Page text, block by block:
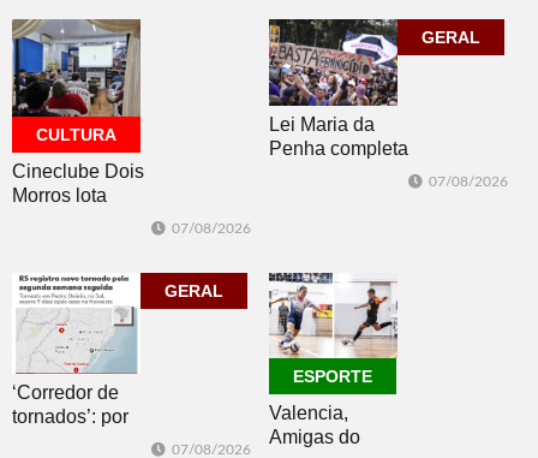
do sorteio
jogos
CULTURA
Cineclube Dois
Morros lota
corpo que cai”
07/08/2026
GERAL
Lei Maria da
Penha completa
07/08/2026
GERAL
‘Corredor de
tornados’: por
07/08/2026
ESPORTE
Valencia,
Amigas do